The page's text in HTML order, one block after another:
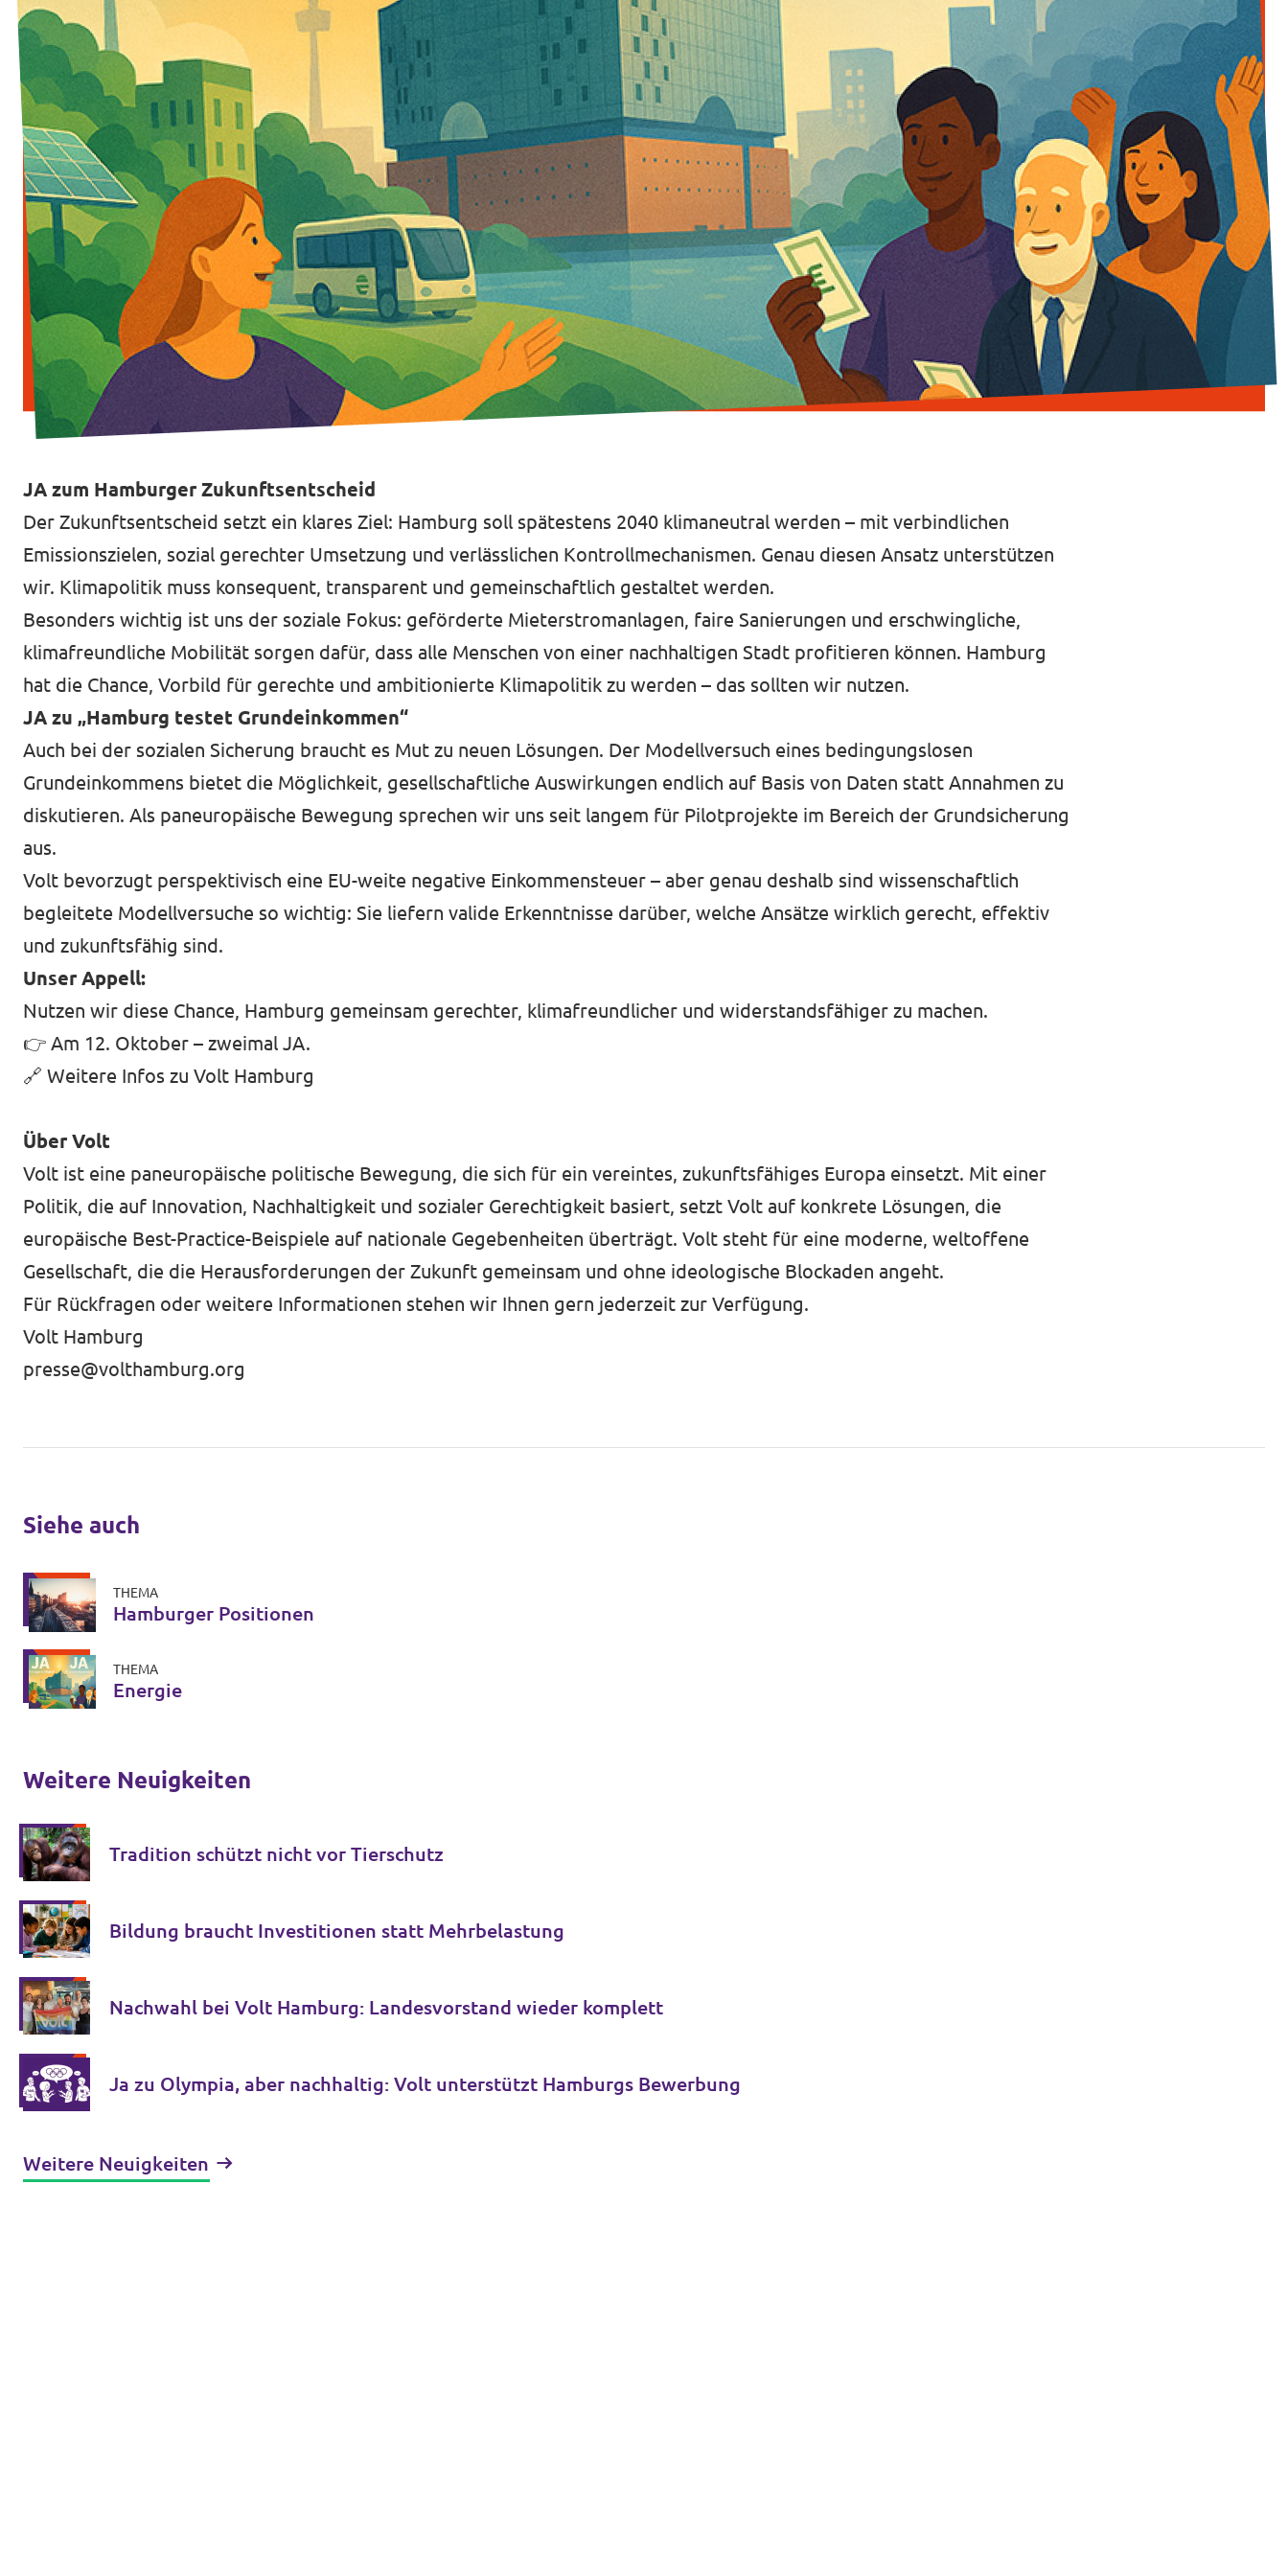
Jetzt mitmachen!
Transparenz
Datenschutz
Impressum
JA zum Hamburger Zukunftsentscheid
Der Zukunftsentscheid setzt ein klares Ziel: Hamburg soll spätestens 2040 klimaneutral werden – mit verbindlichen
Emissionszielen, sozial gerechter Umsetzung und verlässlichen Kontrollmechanismen. Genau diesen Ansatz unterstützen
wir. Klimapolitik muss konsequent, transparent und gemeinschaftlich gestaltet werden.
Besonders wichtig ist uns der soziale Fokus: geförderte Mieterstromanlagen, faire Sanierungen und erschwingliche,
klimafreundliche Mobilität sorgen dafür, dass alle Menschen von einer nachhaltigen Stadt profitieren können. Hamburg
hat die Chance, Vorbild für gerechte und ambitionierte Klimapolitik zu werden – das sollten wir nutzen.
JA zu „Hamburg testet Grundeinkommen“
Auch bei der sozialen Sicherung braucht es Mut zu neuen Lösungen. Der Modellversuch eines bedingungslosen
Grundeinkommens bietet die Möglichkeit, gesellschaftliche Auswirkungen endlich auf Basis von Daten statt Annahmen zu
diskutieren. Als paneuropäische Bewegung sprechen wir uns seit langem für Pilotprojekte im Bereich der Grundsicherung
aus.
Volt bevorzugt perspektivisch eine EU-weite negative Einkommensteuer – aber genau deshalb sind wissenschaftlich
begleitete Modellversuche so wichtig: Sie liefern valide Erkenntnisse darüber, welche Ansätze wirklich gerecht, effektiv
und zukunftsfähig sind.
Unser Appell:
Nutzen wir diese Chance, Hamburg gemeinsam gerechter, klimafreundlicher und widerstandsfähiger zu machen.
👉 Am 12. Oktober – zweimal JA.
🔗 Weitere Infos zu Volt Hamburg
Über Volt
Volt ist eine paneuropäische politische Bewegung, die sich für ein vereintes, zukunftsfähiges Europa einsetzt. Mit einer
Politik, die auf Innovation, Nachhaltigkeit und sozialer Gerechtigkeit basiert, setzt Volt auf konkrete Lösungen, die
europäische Best-Practice-Beispiele auf nationale Gegebenheiten überträgt. Volt steht für eine moderne, weltoffene
Gesellschaft, die die Herausforderungen der Zukunft gemeinsam und ohne ideologische Blockaden angeht.
Für Rückfragen oder weitere Informationen stehen wir Ihnen gern jederzeit zur Verfügung.
Volt Hamburg
presse@volthamburg.org
Siehe auch
THEMA
Hamburger Positionen
THEMA
Energie
Weitere Neuigkeiten
Tradition schützt nicht vor Tierschutz
Bildung braucht Investitionen statt Mehrbelastung
Nachwahl bei Volt Hamburg: Landesvorstand wieder komplett
Ja zu Olympia, aber nachhaltig: Volt unterstützt Hamburgs Bewerbung
Weitere Neuigkeiten